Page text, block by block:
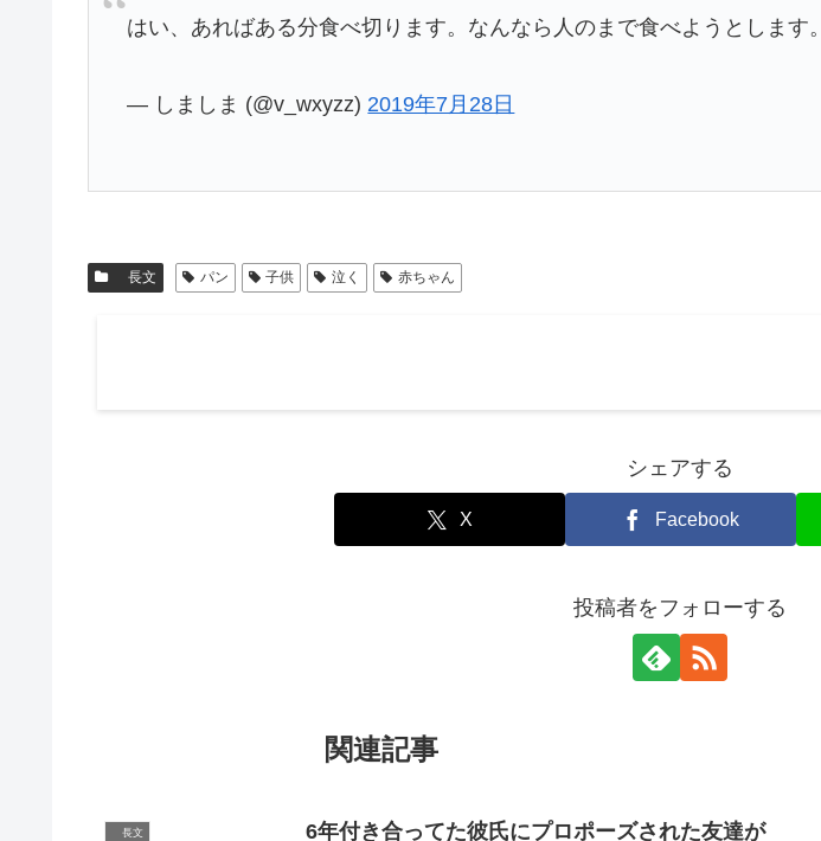
はい、あればある分食べ切ります。なんなら人のまで食べようとします。
— しましま (@v_wxyzz) 2019年7月28日
長文 パン 子供 泣く 赤ちゃん
シェアする
X Facebook
投稿者をフォローする
関連記事
長文 6年付き合ってた彼氏にプロポーズされた友達が